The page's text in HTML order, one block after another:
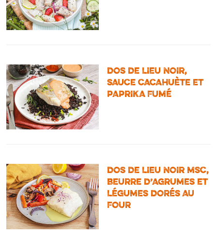
DOS DE LIEU NOIR,
SAUCE CACAHUÈTE ET
PAPRIKA FUMÉ
DOS DE LIEU NOIR MSC,
BEURRE D’AGRUMES ET
LÉGUMES DORÉS AU
FOUR